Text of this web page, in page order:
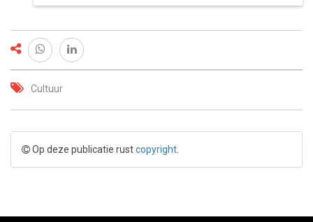
Cultuur
Op deze publicatie rustcopyright